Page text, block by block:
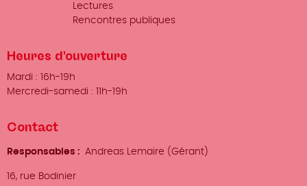
Lectures
Rencontres publiques
Heures d'ouverture
Mardi : 16h-19h
Mercredi-samedi : 11h-19h
Contact
Responsables Andreas Lemaire (Gérant)
Adresse
16, rue Bodinier